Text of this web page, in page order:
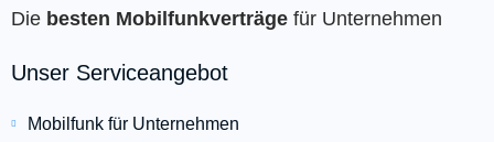
Die besten Mobilfunkverträge für Unternehmen
Unser Serviceangebot
Mobilfunk für Unternehmen